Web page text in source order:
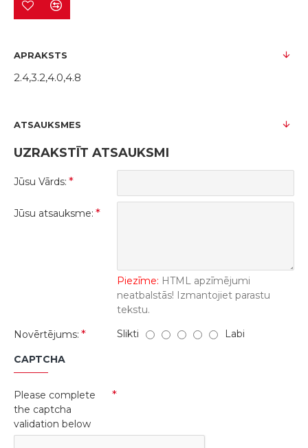
APRAKSTS
2.4,3.2,4.0,4.8
ATSAUKSMES
UZRAKSTĪT ATSAUKSMI
Jūsu Vārds:
Jūsu atsauksme:
Piezīme: HTML apzīmējumi
neatbalstās! Izmantojiet parastu
tekstu.
Novērtējums:
Slikti Labi
CAPTCHA
Please complete
the captcha
validation below